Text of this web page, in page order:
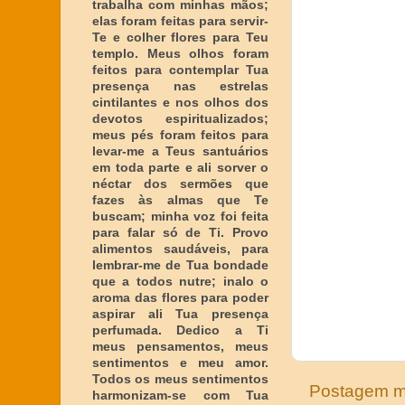
Postagem
trabalha com minhas mãos;
elas foram feitas para servir-
Te e colher flores para Teu
templo. Meus olhos foram
feitos para contemplar Tua
presença nas estrelas
cintilantes e nos olhos dos
devotos espiritualizados;
meus pés foram feitos para
levar-me a Teus santuários
em toda parte e ali sorver o
néctar dos sermões que
fazes às almas que Te
buscam; minha voz foi feita
para falar só de Ti. Provo
alimentos saudáveis, para
lembrar-me de Tua bondade
que a todos nutre; inalo o
aroma das flores para poder
aspirar ali Tua presença
perfumada. Dedico a Ti
meus pensamentos, meus
sentimentos e meu amor.
Todos os meus sentimentos
harmonizam-se com Tua